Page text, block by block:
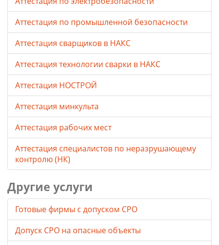
Аттестация по промышленной безопасности
Аттестация сварщиков в НАКС
Аттестация технологии сварки в НАКС
Аттестация НОСТРОЙ
Аттестация минкульта
Аттестация рабочих мест
Аттестация специалистов по неразрушающему
контролю (НК)
Другие услуги
Готовые фирмы с допуском СРО
Допуск СРО на опасные объекты